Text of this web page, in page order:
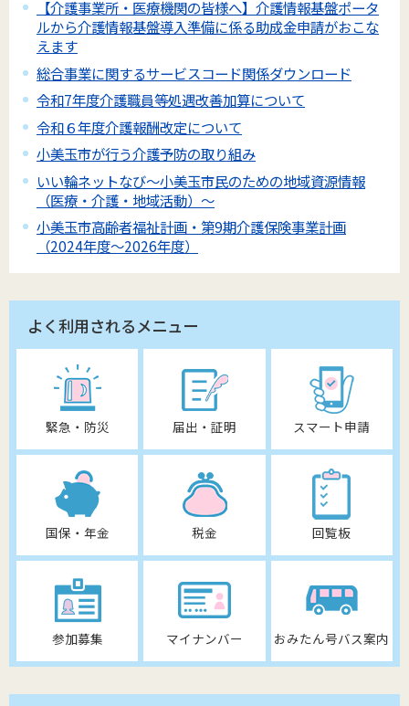
【介護事業所・医療機関の皆様へ】介護情報基盤ポータ
ルから介護情報基盤導入準備に係る助成金申請がおこな
えます
総合事業に関するサービスコード関係ダウンロード
令和7年度介護職員等処遇改善加算について
令和６年度介護報酬改定について
小美玉市が行う介護予防の取り組み
いい輪ネットなび～小美玉市民のための地域資源情報
（医療・介護・地域活動）～
小美玉市高齢者福祉計画・第9期介護保険事業計画
（2024年度～2026年度）
よく利用されるメニュー
緊急・防災 届出・証明 スマート申請
国保・年金 税金 回覧板
参加募集 マイナンバー おみたん号バス案内